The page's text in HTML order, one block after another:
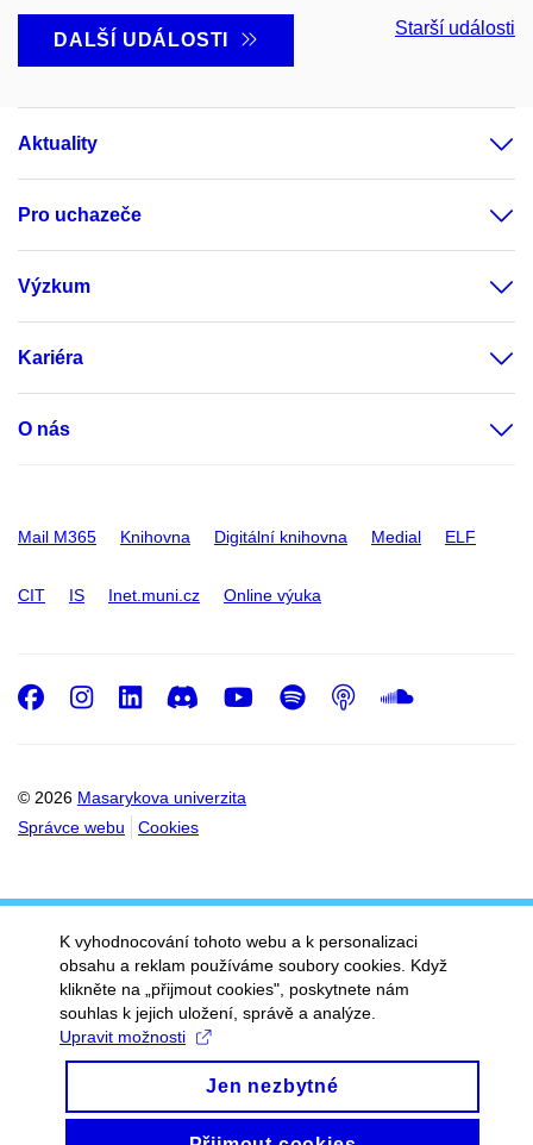
DALŠÍ UDÁLOSTI
Starší události
Aktuality
Pro uchazeče
Výzkum
Kariéra
O nás
Mail M365 Knihovna Digitální knihovna Medial ELF
CIT IS Inet.muni.cz Online výuka
© 2026 Masarykova univerzita
Správce webu
Cookies
Facebook
Instagram
LinkedIn
DiscordYoutube
Spotify
Podcast
K vyhodnocování tohoto webu a k personalizaci
obsahu a reklam používáme soubory cookies. Když
klikněte na „přijmout cookies", poskytnete nám
souhlas k jejich uložení, správě a analýze.
Upravit možnosti
Jen nezbytné